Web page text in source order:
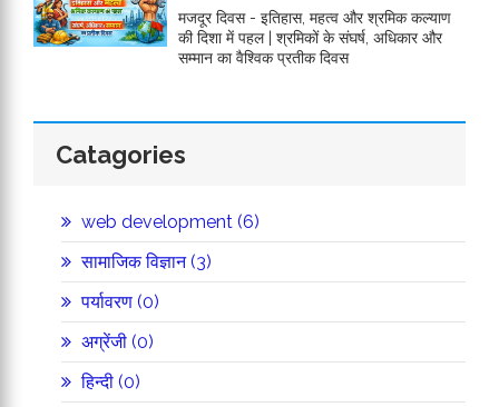
मजदूर दिवस - इतिहास, महत्व और श्रमिक कल्याण
की दिशा में पहल | श्रमिकों के संघर्ष, अधिकार और
सम्मान का वैश्विक प्रतीक दिवस
Catagories
web development (6)
सामाजिक विज्ञान (3)
पर्यावरण (0)
अग्रेंजी (0)
हिन्दी (0)